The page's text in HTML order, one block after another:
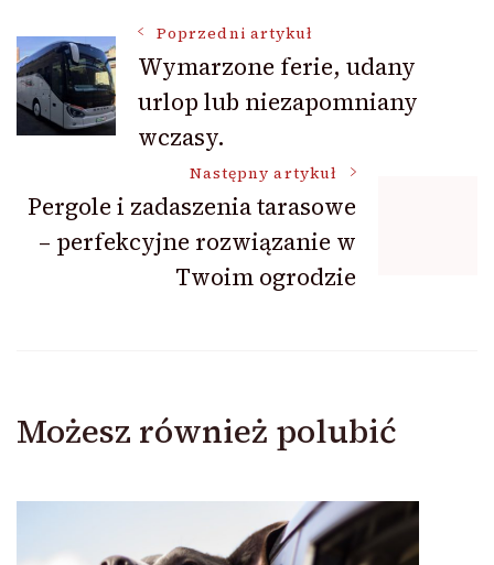
Nawigacja
wpisu
Poprzedni artykuł
Wymarzone ferie, udany
urlop lub niezapomniany
wczasy.
Następny artykuł
Pergole i zadaszenia tarasowe
– perfekcyjne rozwiązanie w
Twoim ogrodzie
Możesz również polubić